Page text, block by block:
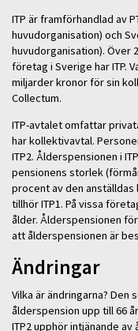
ITP är framförhandlad av
huvudorganisation) och
huvudorganisation). Över
företag i Sverige har ITP.
miljarder kronor för sin
Collectum.
ITP-avtalet omfattar
har kollektivavtal.
ITP2. Ålderspensionen i
pensionens storlek
procent av den anställdas
tillhör ITP1. På vissa
ålder. Ålderspensionen
att ålderspensionen är
Ändringar
Vilka är ändringarna? Den
ålderspension upp till 66
ITP2 upphör intjänande